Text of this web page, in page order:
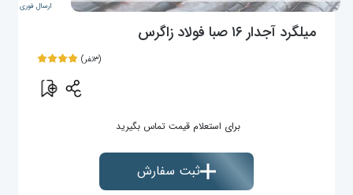
ارسال فوری
میلگرد آجدار ۱۶ صبا فولاد زاگرس
(۳نفر)
برای استعلام قیمت تماس بگیرید
ثبت سفارش